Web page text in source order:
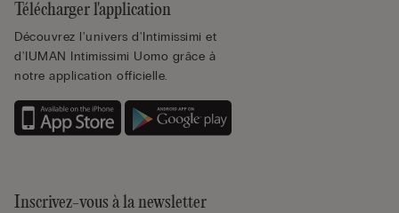
Télécharger l'application
Découvrez l'univers d'Intimissimi et
d'IUMAN Intimissimi Uomo grâce à
notre application officielle.
Inscrivez-vous à la newsletter